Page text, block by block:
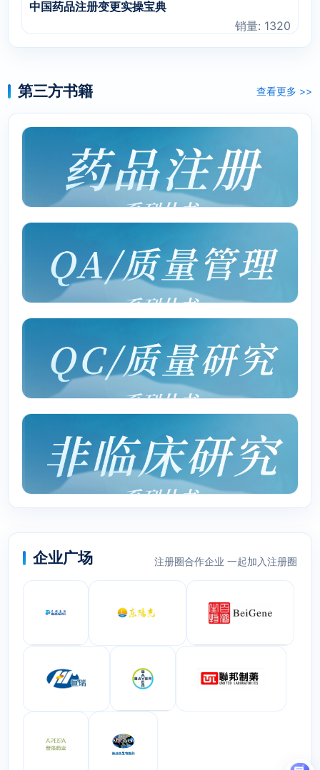
中国药品注册变更实操宝典
销量: 1320
第三方书籍 查看更多 >>
企业广场 注册圈合作企业 一起加入注册圈